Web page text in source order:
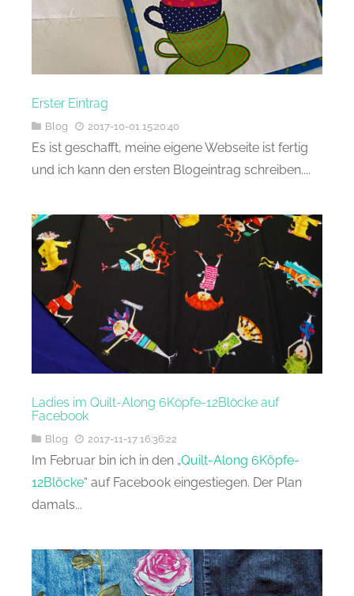
Erster Eintrag
Blog 2017-10-01 15:20:40
Es ist geschafft, meine eigene Webseite ist fertig
und ich kann den ersten Blogeintrag schreiben....
Ladies im Quilt-Along 6Köpfe-12Blöcke auf
Facebook
Blog 2017-11-17 16:36:22
Im Februar bin ich in den „Quilt-Along 6Köpfe-
12Blöcke“ auf Facebook eingestiegen. Der Plan
damals...